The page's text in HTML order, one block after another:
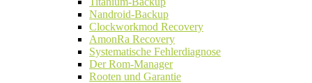
Nandroid-Backup
Clockworkmod Recovery
AmonRa Recovery
Systematische Fehlerdiagnose
Der Rom-Manager
Rooten und Garantie